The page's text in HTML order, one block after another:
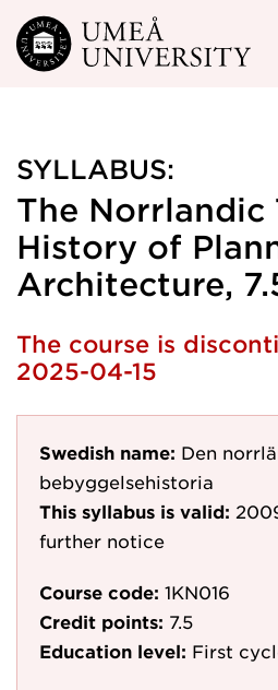
Skip to main content
SYLLABUS:
The Norrlandic
History of
Architecture,
The course is
2025-04-15
Swedish name: Den
bebyggelsehistoria
This syllabus is valid:
further notice
Course code: 1KN016
Credit points: 7.5
Education level: First